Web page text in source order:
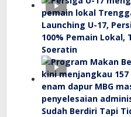
Launching U-17,
100% Pemain Lokal,
Soeratin
Sudah Berdiri Tapi